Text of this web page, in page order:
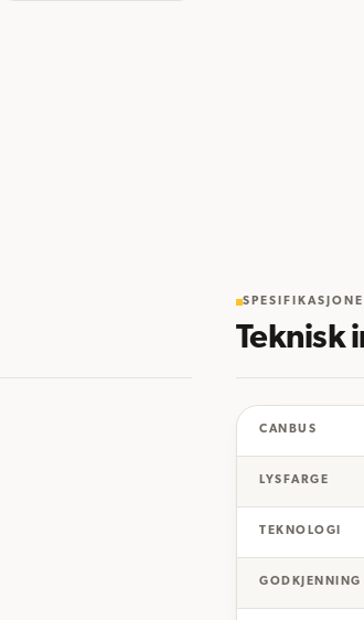
Teknisk
CANBUS
LYSFARGE
TEKNOLOGI
GODKJENNING